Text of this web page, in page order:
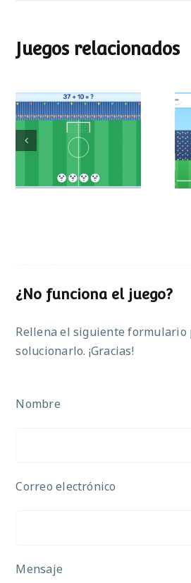
Juegos relacionados
Mundial de
operaciones
¿No funciona el juego?
Rellena el siguiente formulario
solucionarlo. ¡Gracias!
Nombre
Correo electrónico
Mensaje